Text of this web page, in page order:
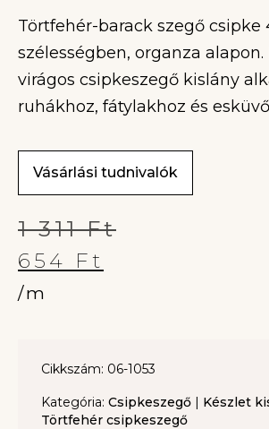
Törtfehér-barack szegő csipke
szélességben, organza
virágos csipkeszegő kislány
ruhákhoz, fátylakhoz és
Vásárlási tudnivalók
1 311Ft
654 Ft
/m
Cikkszám: 06-1053
Kategória: Csipkeszegő | Készlet
Törtfehér csipkeszegő